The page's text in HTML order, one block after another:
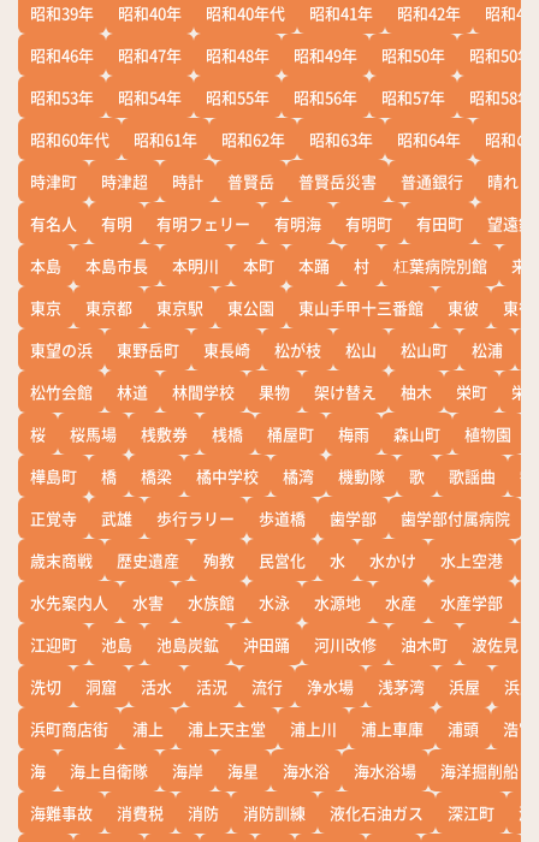
昭和39年
昭和40年 昭和40年代 昭和41年 昭和42年
昭和43
昭和46年
昭和47年 昭和48年 昭和49年 昭和50年
昭和50年
昭和53年
昭和54年 昭和55年 昭和56年 昭和57年
昭和58年
昭和60年代
昭和61年 昭和62年 昭和63年 昭和64年
昭和の
時津町
時津超 時計 普賢岳 普賢岳災害 普通銀行
晴れ
有名人
有明 有明フェリー 有明海 有明町 有田町
望遠鏡
本島
本島市長 本明川 本町 本踊 村 杠葉病院別館
来
東京
東京都 東京駅 東公園 東山手甲十三番館 東彼
東彼
東望の浜
東野岳町 東長崎 松が枝 松山 松山町 松浦
松竹会館
林道 林間学校 果物 架け替え 柚木 栄町
栄
桜
桜馬場 桟敷券 桟橋 桶屋町 梅雨 森山町 植物園
樺島町
橋 橋梁 橘中学校 橘湾 機動隊 歌 歌謡曲
正覚寺
武雄 歩行ラリー 歩道橋 歯学部 歯学部付属病院
歳末商戦
歴史遺産 殉教 民営化 水 水かけ 水上空港
水先案内人
水害 水族館 水泳 水源地 水産 水産学部
江迎町
池島 池島炭鉱 沖田踊 河川改修 油木町
波佐見
洗切
洞窟 活水 活況 流行 浄水場 浅茅湾 浜屋
浜
浜町商店街
浦上 浦上天主堂 浦上川 浦上車庫 浦頭
浩宮
海
海上自衛隊 海岸 海星 海水浴 海水浴場
海洋掘削船
海難事故
消費税 消防 消防訓練 液化石油ガス 深江町
淵